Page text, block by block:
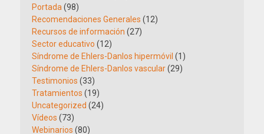
Portada (98)
Recomendaciones Generales (12)
Recursos de información (27)
Sector educativo (12)
Síndrome de Ehlers-Danlos hipermóvil (1)
Síndrome de Ehlers-Danlos vascular(29)
Testimonios (33)
Tratamientos (19)
Uncategorized (24)
Vídeos (73)
Webinarios (80)